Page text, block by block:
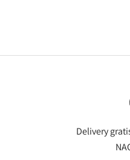
Delivery